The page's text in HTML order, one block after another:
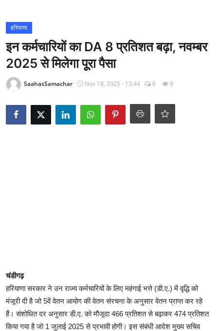
राज्य
अंतराष्ट्रीय
Epaper
हरियाणा
इन कर्मचारियों का DA 8 प्रतिशत बढ़ा, नवम्बर
2025 से मिलेगा पूूरा पैसा
SaahasSamachar Nov 18, 2025 - 13:44 0 8
चंडीगढ़
हरियाणा सरकार ने उन राज्य कर्मचारियों के लिए महंगाई भत्ते (डी.ए.) में वृद्धि को
मंजूरी दी है जो 5वें वेतन आयोग की वेतन संरचना के अनुसार वेतन प्राप्त कर रहे
हैं। संशोधित दर अनुसार डी.ए. को मौजूदा 466 प्रतिशत से बढ़ाकर 474 प्रतिशत
किया गया है जो 1 जुलाई 2025 से प्रभावी होगी। इस संबंधी आदेश मुख्य सचिव